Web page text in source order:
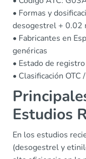
• Formas y
desogestrel + 0.02
• Fabricantes en
genéricas
• Estado de
• Clasificación OTC
Estudios
En los estudios
(desogestrel y